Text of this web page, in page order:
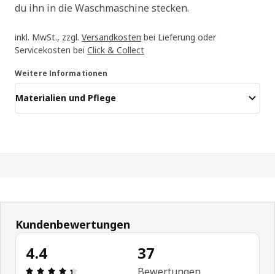
du ihn in die Waschmaschine stecken.
inkl. MwSt., zzgl. Versandkosten bei Lieferung oder
Servicekosten bei Click & Collect
Weitere Informationen
Materialien und Pflege
Kundenbewertungen
4.4
Produktbewertung: 4.4 von 5 Sterne Alle
37